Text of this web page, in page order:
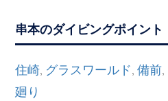
串本のダイビングポイント
住崎, グラスワールド,備前,
廻り